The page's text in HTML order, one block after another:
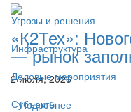
Угрозы и решения
Инфраструктура
Деловые мероприятия
Субъекты
«К2Тех»:
— рынок
2 июля, 2026
Подробнее